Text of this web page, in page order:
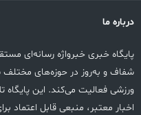
درباره ما
پایگاه خبری خبرواژه رسانه‌ای
شفاف و به‌روز در حوزه‌های مختلف
ورزشی فعالیت می‌کند. این پایگاه
اخبار معتبر، منبعی قابل اعتماد